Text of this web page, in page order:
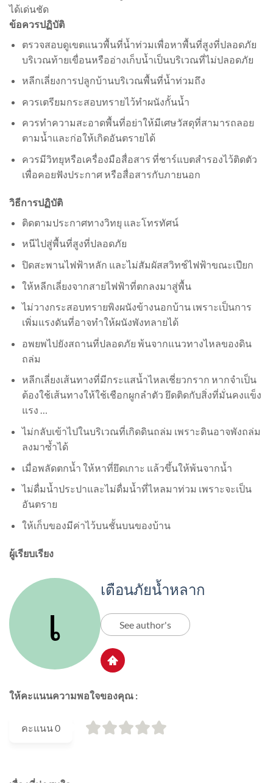
ได้เด่นชัด
ข้อควรปฏิบัติ
ตรวจสอบดูเขตแนวพื้นที่น้ำท่วมเพื่อหาพื้นที่สูงที่ปลอดภัย
บริเวณท้ายเขื่อนหรืออ่างเก็บน้ำเป็นบริเวณที่ไม่ปลอดภัย
หลีกเลี่ยงการปลูกบ้านบริเวณพื้นที่น้ำท่วมถึง
ควรเตรียมกระสอบทรายไว้ทำผนังกั้นน้ำ
ควรทำความสะอาดพื้นที่อย่าให้มีเศษวัสดุที่สามารถลอย
ตามน้ำและก่อให้เกิดอันตรายได้
ควรมีวิทยุหรือเครื่องมือสื่อสาร ที่ชาร์แบตสำรองไว้ติดตัว
เพื่อคอยฟังประกาศ หรือสื่อสารกับภายนอก
วิธีการปฏิบัติ
ติดตามประกาศทางวิทยุ และโทรทัศน์
หนีไปสู่พื้นที่สูงที่ปลอดภัย
ปิดสะพานไฟฟ้าหลัก และไม่สัมผัสสวิทช์ไฟฟ้าขณะเปียก
ให้หลีกเลี่ยงจากสายไฟฟ้าที่ตกลงมาสู่พื้น
ไม่วางกระสอบทรายพิงผนังข้างนอกบ้าน เพราะเป็นการ
เพิ่มแรงดันที่อาจทำให้ผนังพังทลายได้
อพยพไปยังสถานที่ปลอดภัย พ้นจากแนวทางไหลของดิน
ถล่ม
หลีกเลี่ยงเส้นทางที่มีกระแสน้ำไหลเชี่ยวกราก หากจำเป็น
ต้องใช้เส้นทางให้ใช้เชือกผูกลำตัว ยึดติดกับสิ่งที่มั่นคงแข็ง
แรง …
ไม่กลับเข้าไปในบริเวณที่เกิดดินถล่ม เพราะดินอาจพังถล่ม
ลงมาซ้ำได้
เมื่อพลัดตกน้ำ ให้หาที่ยึดเกาะ แล้วขึ้นให้พ้นจากน้ำ
ไม่ดื่มน้ำประปาและไม่ดื่มน้ำที่ไหลมาท่วม เพราะจะเป็น
อันตราย
ให้เก็บของมีค่าไว้บนชั้นบนของบ้าน
ผู้เรียบเรียง
เตือนภัยน้ำหลาก
See author's
ให้คะแนนความพอใจของคุณ :
คะแนน0